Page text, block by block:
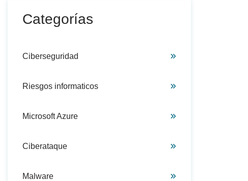
Categorías
Ciberseguridad
Riesgos informaticos
Microsoft Azure
Ciberataque
Malware